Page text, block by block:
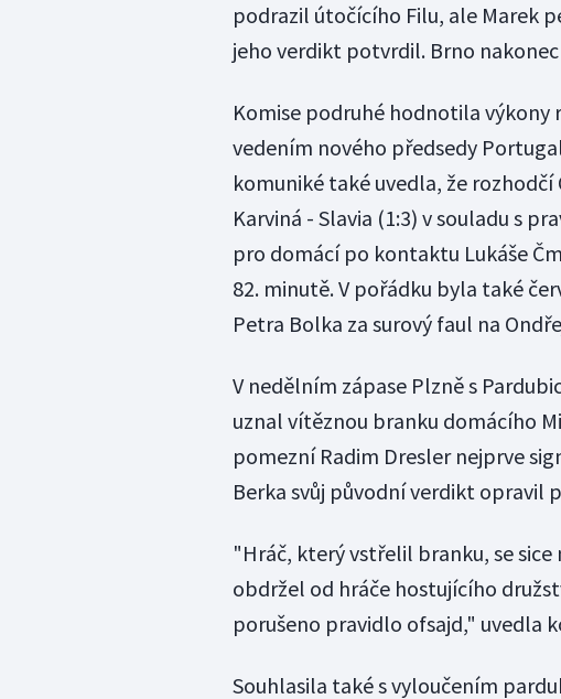
podrazil útočícího Filu, ale Marek
jeho verdikt potvrdil. Brno
Komise podruhé hodnotila výkony
vedením nového předsedy
komuniké také uvedla, že
Karviná - Slavia (1:3) v souladu s
pro domácí po kontaktu Lukáše
82. minutě. V pořádku byla také
Petra Bolka za surový faul na
V nedělním zápase Plzně s
uznal vítěznou branku domácího
pomezní Radim Dresler nejprve
Berka svůj původní verdikt opravil
"Hráč, který vstřelil branku, se
obdržel od hráče hostujícího
porušeno pravidlo ofsajd," uvedla
Souhlasila také s vyloučením